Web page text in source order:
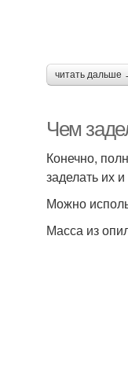
читать дальше
Чем
Конечно,
заделать их
Можно
Масса из